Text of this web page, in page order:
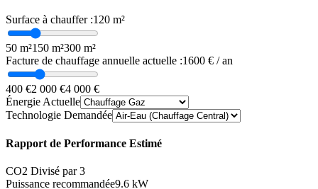
Surface à chauffer :120 m²
50 m²150 m²300 m²
Facture de chauffage annuelle actuelle :1600 € / an
400 €2 000 €4 000 €
Énergie Actuelle
Technologie Demandée
Rapport de Performance Estimé
CO2 Divisé par 3
Puissance recommandée9.6 kW